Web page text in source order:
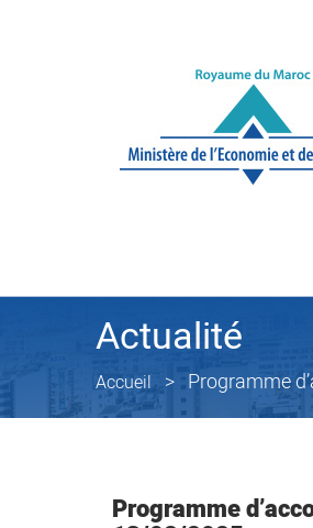
Actualité
Accueil Programme
Programme